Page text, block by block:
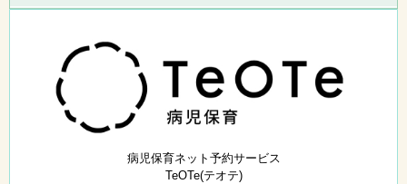
病児保育ネット予約サービス
TeOTe(テオテ)